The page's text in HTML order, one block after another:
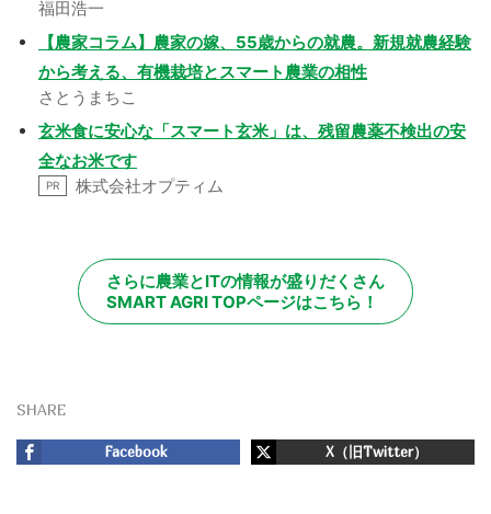
福田浩一
【農家コラム】農家の嫁、55歳からの就農。新規就農経験
から考える、有機栽培とスマート農業の相性
さとうまちこ
玄米食に安心な「スマート玄米」は、残留農薬不検出の安
全なお米です
PR 株式会社オプティム
さらに農業とITの情報が盛りだくさん
SMART AGRI TOPページはこちら！
SHARE
Facebook X（旧Twitter）